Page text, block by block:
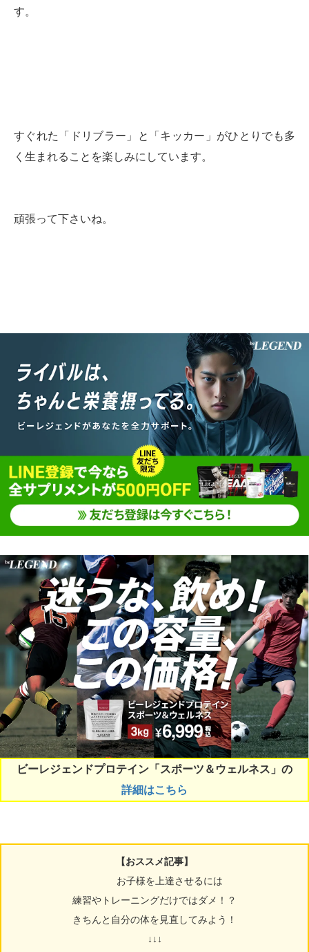
す。
すぐれた「ドリブラー」と「キッカー」がひとりでも多
く生まれることを楽しみにしています。
頑張って下さいね。
ビーレジェンドプロテイン「スポーツ＆ウェルネス」の
詳細はこちら
【おススメ記事】
お子様を上達させるには
練習やトレーニングだけではダメ！？
きちんと自分の体を見直してみよう！
↓↓↓